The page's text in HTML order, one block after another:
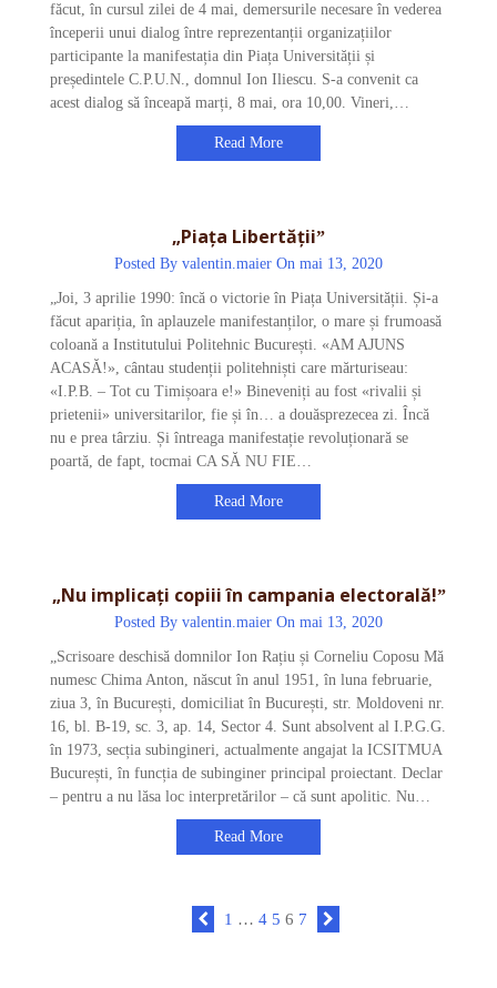
făcut, în cursul zilei de 4 mai, demersurile necesare în vederea
începerii unui dialog între reprezentanții organizațiilor
participante la manifestația din Piața Universității și
președintele C.P.U.N., domnul Ion Iliescu. S-a convenit ca
acest dialog să înceapă marți, 8 mai, ora 10,00. Vineri,…
Read More
„Piața Libertățiiˮ
Posted By valentin.maier On mai 13, 2020
„Joi, 3 aprilie 1990: încă o victorie în Piața Universității. Și-a
făcut apariția, în aplauzele manifestanților, o mare și frumoasă
coloană a Institutului Politehnic București. «AM AJUNS
ACASĂ!», cântau studenții politehniști care mărturiseau:
«I.P.B. – Tot cu Timișoara e!» Bineveniți au fost «rivalii și
prietenii» universitarilor, fie și în… a douăsprezecea zi. Încă
nu e prea târziu. Și întreaga manifestație revoluționară se
poartă, de fapt, tocmai CA SĂ NU FIE…
Read More
„Nu implicați copiii în campania electorală!ˮ
Posted By valentin.maier On mai 13, 2020
„Scrisoare deschisă domnilor Ion Rațiu și Corneliu Coposu Mă
numesc Chima Anton, născut în anul 1951, în luna februarie,
ziua 3, în București, domiciliat în București, str. Moldoveni nr.
16, bl. B-19, sc. 3, ap. 14, Sector 4. Sunt absolvent al I.P.G.G.
în 1973, secția subingineri, actualmente angajat la ICSITMUA
București, în funcția de subinginer principal proiectant. Declar
– pentru a nu lăsa loc interpretărilor – că sunt apolitic. Nu…
Read More
1 … 4 5 6 7